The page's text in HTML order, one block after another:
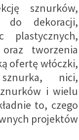
sznurków,
do dekoracji,
plastycznych,
tworzenia
ofertę włóczki,
nici,
i wielu
to, czego
projektów